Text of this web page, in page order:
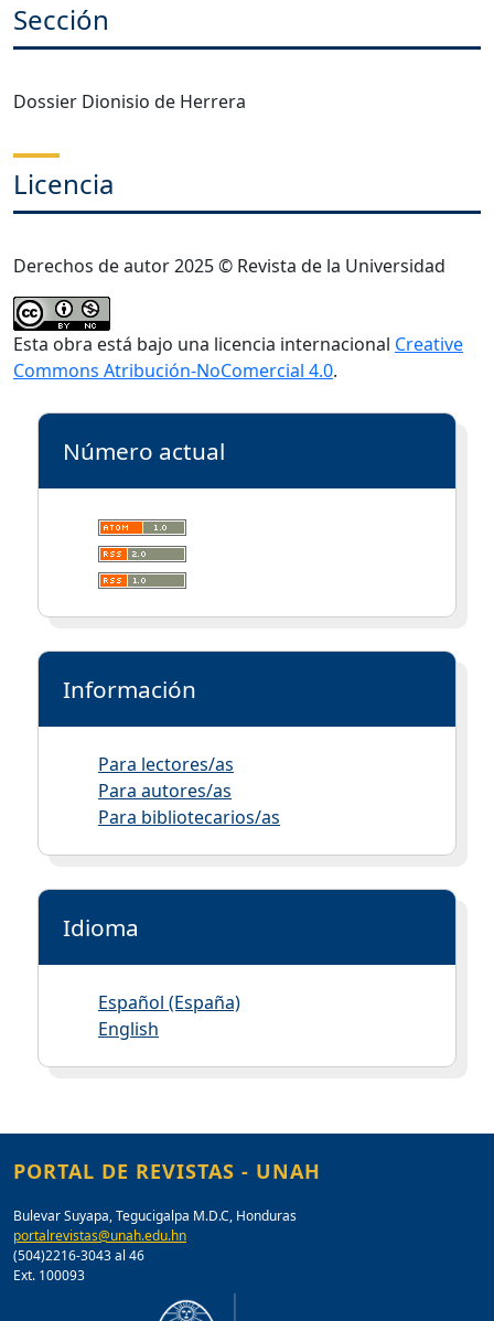
Sección
Dossier Dionisio de Herrera
Licencia
Derechos de autor 2025 © Revista de la Universidad
Esta obra está bajo una licencia internacional Creative
Commons Atribución-NoComercial 4.0.
Número actual
Información
Para lectores/as
Para autores/as
Para bibliotecarios/as
Idioma
Español (España)
English
PORTAL DE REVISTAS - UNAH
Bulevar Suyapa, Tegucigalpa M.D.C, Honduras
portalrevistas@unah.edu.hn
(504)2216-3043 al 46
Ext. 100093